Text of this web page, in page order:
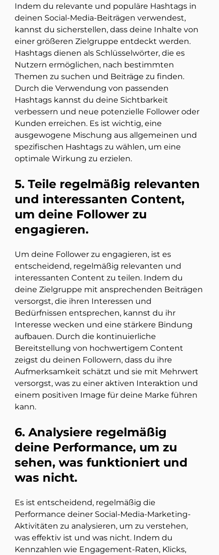
Indem du relevante und populäre Hashtags in
deinen Social-Media-Beiträgen verwendest,
kannst du sicherstellen, dass deine Inhalte von
einer größeren Zielgruppe entdeckt werden.
Hashtags dienen als Schlüsselwörter, die es
Nutzern ermöglichen, nach bestimmten
Themen zu suchen und Beiträge zu finden.
Durch die Verwendung von passenden
Hashtags kannst du deine Sichtbarkeit
verbessern und neue potenzielle Follower oder
Kunden erreichen. Es ist wichtig, eine
ausgewogene Mischung aus allgemeinen und
spezifischen Hashtags zu wählen, um eine
optimale Wirkung zu erzielen.
5. Teile regelmäßig relevanten
und interessanten Content,
um deine Follower zu
engagieren.
Um deine Follower zu engagieren, ist es
entscheidend, regelmäßig relevanten und
interessanten Content zu teilen. Indem du
deine Zielgruppe mit ansprechenden Beiträgen
versorgst, die ihren Interessen und
Bedürfnissen entsprechen, kannst du ihr
Interesse wecken und eine stärkere Bindung
aufbauen. Durch die kontinuierliche
Bereitstellung von hochwertigem Content
zeigst du deinen Followern, dass du ihre
Aufmerksamkeit schätzt und sie mit Mehrwert
versorgst, was zu einer aktiven Interaktion und
einem positiven Image für deine Marke führen
kann.
6. Analysiere regelmäßig
deine Performance, um zu
sehen, was funktioniert und
was nicht.
Es ist entscheidend, regelmäßig die
Performance deiner Social-Media-Marketing-
Aktivitäten zu analysieren, um zu verstehen,
was effektiv ist und was nicht. Indem du
Kennzahlen wie Engagement-Raten, Klicks,